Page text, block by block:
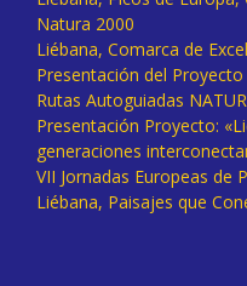
Natura 2000
Liébana, Comarca de
Presentación del Proyecto
Rutas Autoguiadas
Presentación Proyecto:
generaciones
VII Jornadas Europeas de
Liébana, Paisajes que